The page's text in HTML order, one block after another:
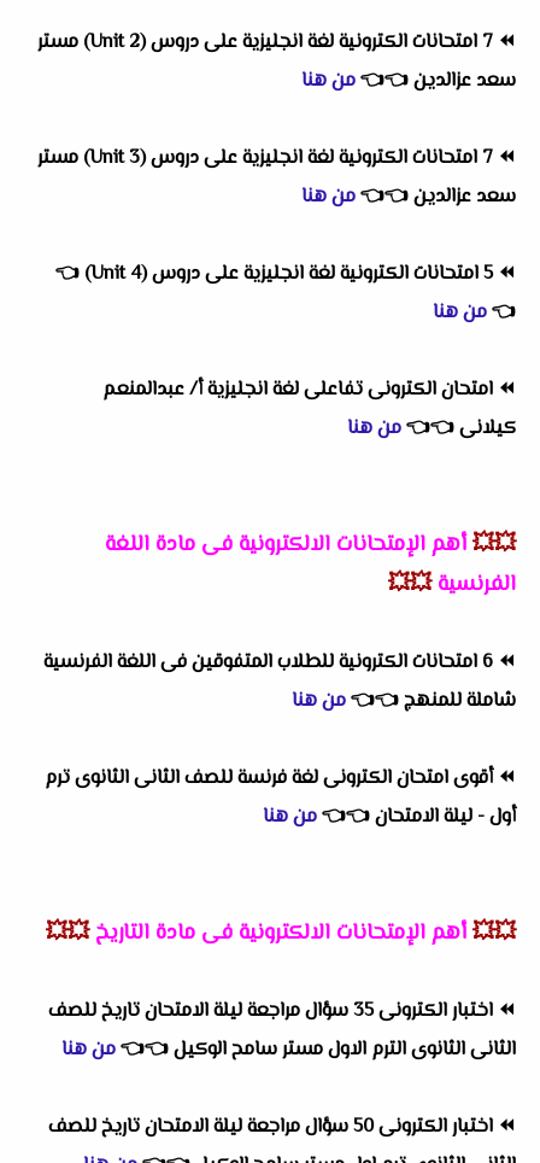
⏪
7 امتحانات الكترونية لغة انجليزية على دروس (Unit 2) مستر
سعد عزالدين👈
👈من هنا
⏪
7 امتحانات الكترونية لغة انجليزية على دروس (Unit 3) مستر
سعد عزالدين👈
👈من هنا
⏪5 امتحانات الكترونية لغة انجليزية على دروس (Unit 4)
👈
👈من هنا
⏪ امتحان الكترونى تفاعلى لغة انجليزية أ/ عبدالمنعم
كيلانى👈
👈من هنا
💥💥أهمالإمتحانات الالكترونية فى مادة اللغة
الفرنسية 💥💥
⏪
6 امتحانات الكترونية للطلاب المتفوقين فى اللغة الفرنسية
شاملة للمنهج👈
👈من هنا
⏪أقوى امتحان الكترونى لغة فرنسة للصف الثانى الثانوى ترم
أول - ليلة الامتحان👈
👈من هنا
💥💥أهمالإمتحانات الالكترونية فى مادة التاريخ 💥💥
⏪
اختبار الكترونى 35 سؤال مراجعة ليلة الامتحان تاريخ للصف
الثانى الثانوى الترم الاول مستر سامح الوكيل👈
👈من هنا
⏪
اختبار الكترونى 50 سؤال مراجعة ليلة الامتحان تاريخ للصف